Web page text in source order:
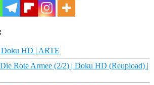
HD | ARTE
Rote Armee (2/2) | Doku HD (Reupload) |